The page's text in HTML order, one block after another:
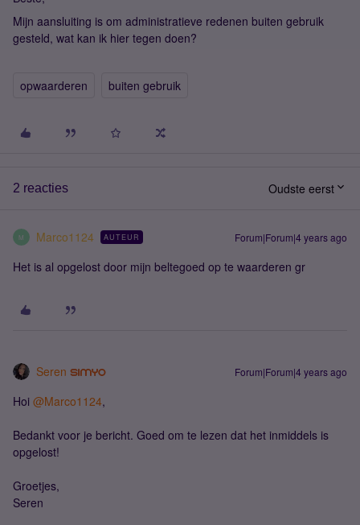
Mijn aansluiting is om administratieve redenen buiten gebruik
gesteld, wat kan ik hier tegen doen?
opwaarderen buiten gebruik
2 reacties Oudste eerst
M Marco1124 AUTEUR Forum|Forum|4 years ago
Het is al opgelost door mijn beltegoed op te waarderen gr
Seren Forum|Forum|4 years ago
Hoi @Marco1124,
Bedankt voor je bericht. Goed om te lezen dat het inmiddels is
opgelost!
Groetjes,
Seren